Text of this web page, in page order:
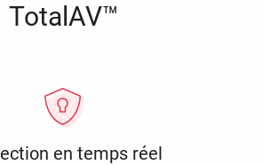
TotalAV™
en temps réel